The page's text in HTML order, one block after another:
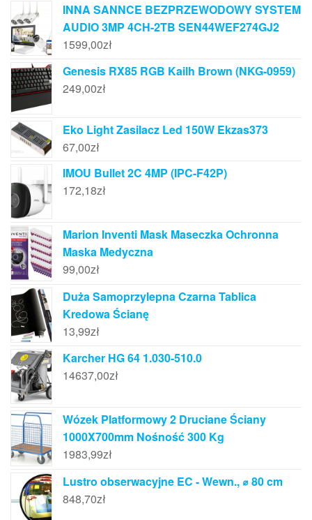
INNA SANNCE BEZPRZEWODOWY SYSTEM
AUDIO 3MP 4CH-2TB SEN44WEF274GJ2
1599,00zł
Genesis RX85 RGB Kailh Brown (NKG-0959)
249,00zł
Eko Light Zasilacz Led 150W Ekzas373
67,00zł
IMOU Bullet 2C 4MP (IPC-F42P)
172,18zł
Marion Inventi Mask Maseczka Ochronna
Maska Medyczna
99,00zł
Duża Samoprzylepna Czarna Tablica
Kredowa Ścianę
13,99zł
Karcher HG 64 1.030-510.0
14637,00zł
Wózek Platformowy 2 Druciane Ściany
1000X700mm Nośność 300 Kg
1983,99zł
Lustro obserwacyjne EC - Wewn., ⌀ 80 cm
848,70zł